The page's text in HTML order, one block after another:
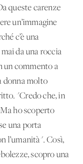
queste carenze
un’immagine
c’è una
da una roccia
un commento a
donna molto
"Credo che, in
ho scoperto
una porta
l’umanità". Così,
scopro una